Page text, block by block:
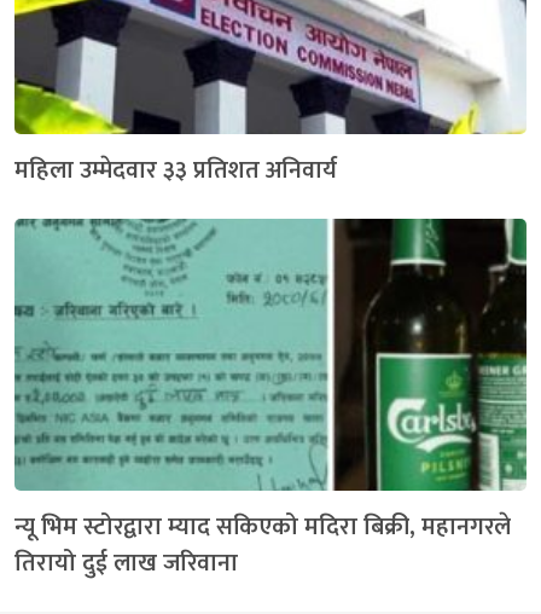
महिला उम्मेदवार ३३ प्रतिशत अनिवार्य
न्यू भिम स्टोरद्वारा म्याद सकिएको मदिरा बिक्री, महानगरले
तिरायो दुई लाख जरिवाना